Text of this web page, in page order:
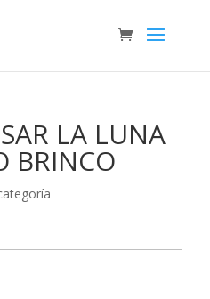
LA LUNA
BRINCO